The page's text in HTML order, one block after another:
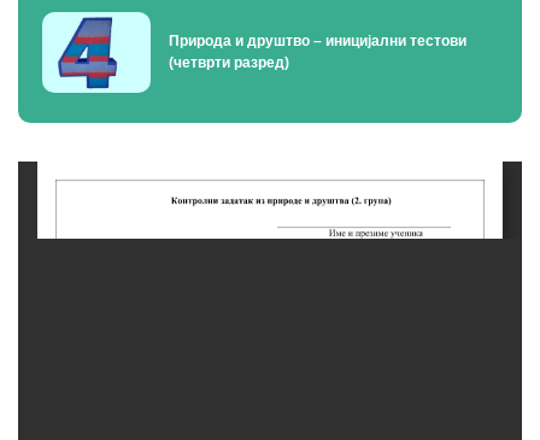
Природа и друштво – иницијални тестови
(четврти разред)